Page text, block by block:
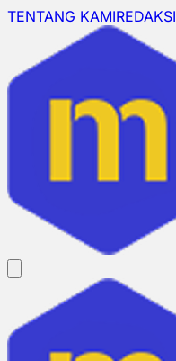
TENTANG KAMIREDAKSI